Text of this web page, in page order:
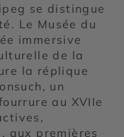
se distingue
Le Musée du
immersive
de la
la réplique
un
au XVIIe
aux premières